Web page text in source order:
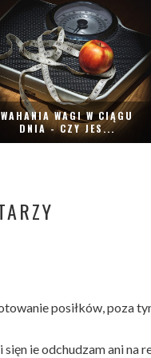
WAHANIA WAGI W CIĄGU
DNIA - CZY JES...
posiłków, poza
ie odchudzam ani na